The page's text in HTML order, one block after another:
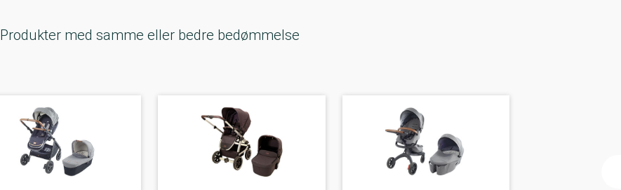
Produkter med samme eller bedre bedømmelse